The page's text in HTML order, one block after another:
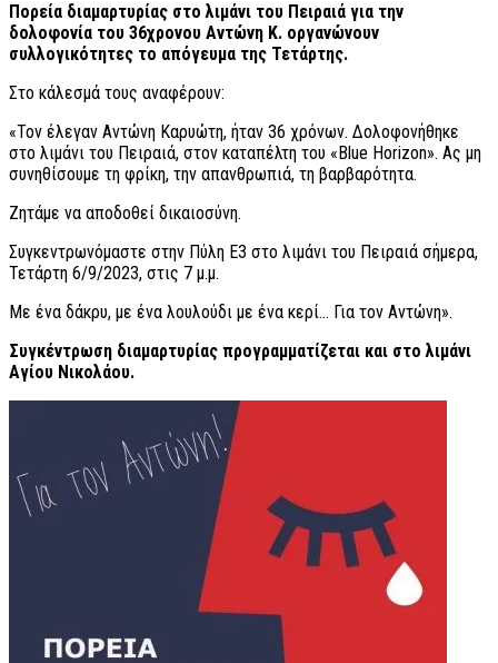
Πορεία διαμαρτυρίας στο λιμάνι του Πειραιά για την
δολοφονία του 36χρονου Αντώνη Κ. οργανώνουν
συλλογικότητες το απόγευμα της Τετάρτης.
Στο κάλεσμά τους αναφέρουν:
«Τον έλεγαν Αντώνη Καρυώτη, ήταν 36 χρόνων. Δολοφονήθηκε
στο λιμάνι του Πειραιά, στον καταπέλτη του «Blue Horizon». Ας μη
συνηθίσουμε τη φρίκη, την απανθρωπιά, τη βαρβαρότητα.
Ζητάμε να αποδοθεί δικαιοσύνη.
Συγκεντρωνόμαστε στην Πύλη Ε3 στο λιμάνι του Πειραιά σήμερα,
Τετάρτη 6/9/2023, στις 7 μ.μ.
Με ένα δάκρυ, με ένα λουλούδι με ένα κερί… Για τον Αντώνη».
Συγκέντρωση διαμαρτυρίας προγραμματίζεται και στο λιμάνι
Αγίου Νικολάου.